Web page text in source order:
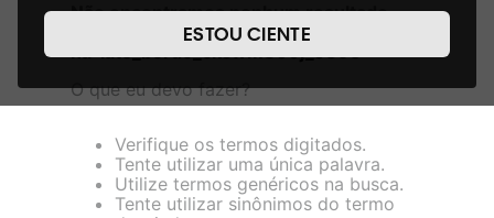
de cookies, informaremos quais cookies usaremos e quais
suas funções. A forma como processamos os dados
nosso Aviso de Privacidade. Quando você visita nosso site,
fornecer a você toda a funcionalidade do site, incluindo,
entre outros, a capacidade de comprar um item em nossa
loja virtual. Para maiores informações sobre o nosso aviso de
Cookies acesse o link.
ESTOU CIENTE
Não encontramos nenhum resultado
sunga-trunk-basica-lisa-com-silk-
na-late_bordo_ckswm800j_0895"
O que eu devo fazer?
Verifique os termos digitados.
Tente utilizar uma única palavra.
Utilize termos genéricos na busca.
Tente utilizar sinônimos do termo